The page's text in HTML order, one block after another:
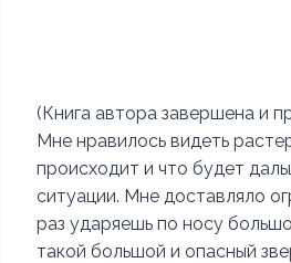
(Книга автора завершена и
Мне нравилось видеть
происходит и что будет
ситуации. Мне доставляло
раз ударяешь по носу
такой большой и опасный